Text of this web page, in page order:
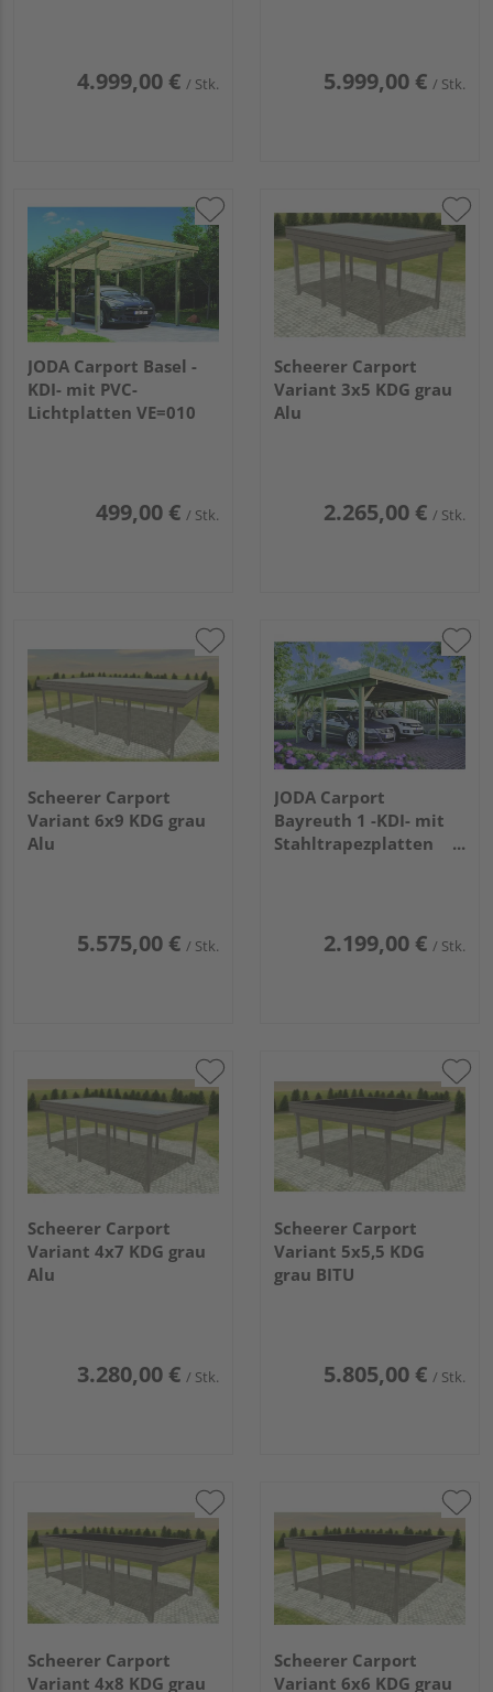
4.999,00 € / Stk. 5.999,00 € / Stk.
JODA Carport Basel -
KDI- mit PVC-
Lichtplatten VE=010
499,00 € / Stk.
Scheerer Carport
Variant 3x5 KDG grau
Alu
2.265,00 € / Stk.
Scheerer Carport
Variant 6x9 KDG grau
Alu
5.575,00 € / Stk.
JODA Carport
Bayreuth 1 -KDI- mit
Stahltrapezplatten
2.199,00 € / Stk.
Scheerer Carport
Variant 4x7 KDG grau
Alu
3.280,00 € / Stk.
Scheerer Carport
Variant 5x5,5 KDG
grau BITU
5.805,00 € / Stk.
Scheerer Carport
Variant 4x8 KDG grau
Scheerer Carport
Variant 6x6 KDG grau